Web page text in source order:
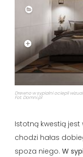
Drewno w sypialni ociepli
Fot. Domni.pl
Istotną kwestią jest
chodzi hałas
spoza niego. W